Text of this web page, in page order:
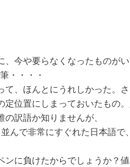
今や要らなくなったものがい
・・・・
、ほんとにうれしかった。
位置にしまっておいたもの
訳語か知りませんが、
んで非常にすぐれた日本語で
に負けたからでしょうか？